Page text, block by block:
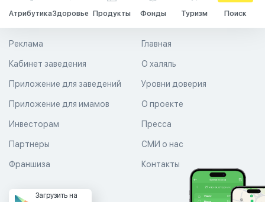
АтрибутикаЗдоровье Продукты Фонды Туризм Поиск
Главная
О халяль
Уровни доверия
Реклама
Кабинет заведения
Приложение для заведений
Приложение для имамов О проекте
Пресса
СМИ о нас
Контакты
Инвесторам
Партнеры
Франшиза
Загрузить на